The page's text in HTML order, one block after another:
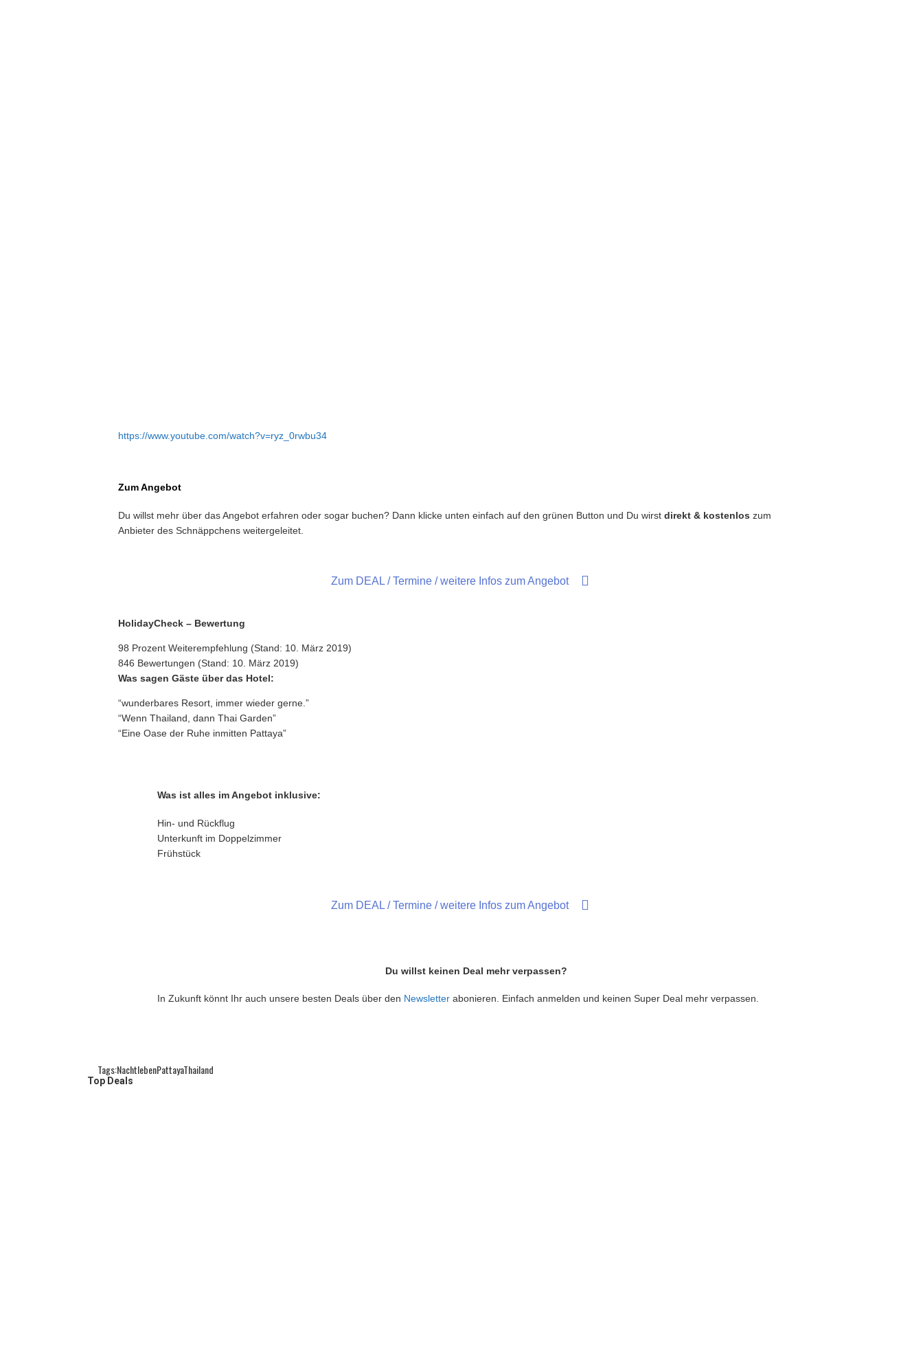
https://www.youtube.com/watch?v=ryz_0rwbu34
Zum Angebot
Du willst mehr über das Angebot erfahren oder sogar buchen? Dann klicke unten einfach auf den grünen Button und Du wirst direkt & kostenlos zum
Anbieter des Schnäppchens weitergeleitet.
Zum DEAL / Termine / weitere Infos zum Angebot
HolidayCheck – Bewertung
98 Prozent Weiterempfehlung (Stand: 10. März 2019)
846 Bewertungen (Stand: 10. März 2019)
Was sagen Gäste über das Hotel:
“wunderbares Resort, immer wieder gerne.”
“Wenn Thailand, dann Thai Garden”
“Eine Oase der Ruhe inmitten Pattaya”
Was ist alles im Angebot inklusive:
Hin- und Rückflug
Unterkunft im Doppelzimmer
Frühstück
Zum DEAL / Termine / weitere Infos zum Angebot
Du willst keinen Deal mehr verpassen?
In Zukunft könnt Ihr auch unsere besten Deals über den Newsletter abonieren. Einfach anmelden und keinen Super Deal mehr verpassen.
Tags:NachtlebenPattayaThailand
Top Deals